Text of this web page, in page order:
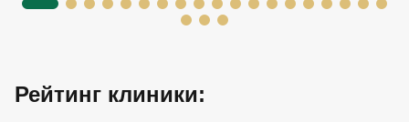
Рейтинг клиники: